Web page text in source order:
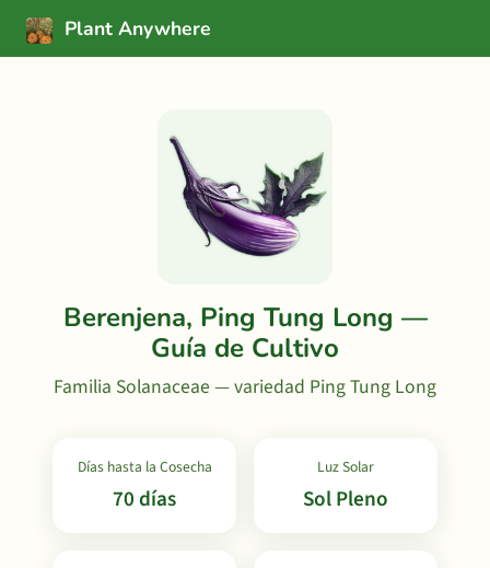
Plant Anywhere
Berenjena, Ping Tung Long —
Guía de Cultivo
Familia Solanaceae — variedad Ping Tung Long
Días hasta la Cosecha
70 días
Luz Solar
Sol Pleno